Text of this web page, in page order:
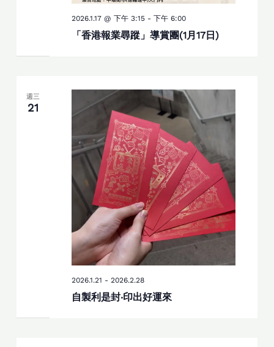
「香港報業尋蹤」導賞團(1月17日)
2026.1.17 @ 下午 3:15- 下午 6:00
週三
21
自製利是封‧印出好運來
2026.1.21 - 2026.2.28